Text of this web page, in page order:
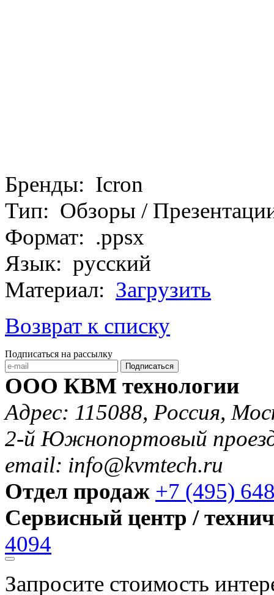
Бренды: Icron
Тип: Обзоры /
Формат: .ppsx
Язык: русский
Материал: Загрузить
Возврат к списку
Подписаться на рассылку
Подписаться
ООО КВМ технологии
Адрес: 115088, Россия,
2-й Южнопортовый
email: info@kvmtech.ru
Отдел продаж +7 (495)
Сервисный центр /
4094
Запросите стоимость